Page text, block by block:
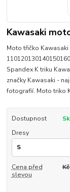
Kawasaki
Moto třičko
Spandex K triku
značky Kawasaki -
fotografií. Moto triko
Dostupnost
Dresy
Cena před
slevou